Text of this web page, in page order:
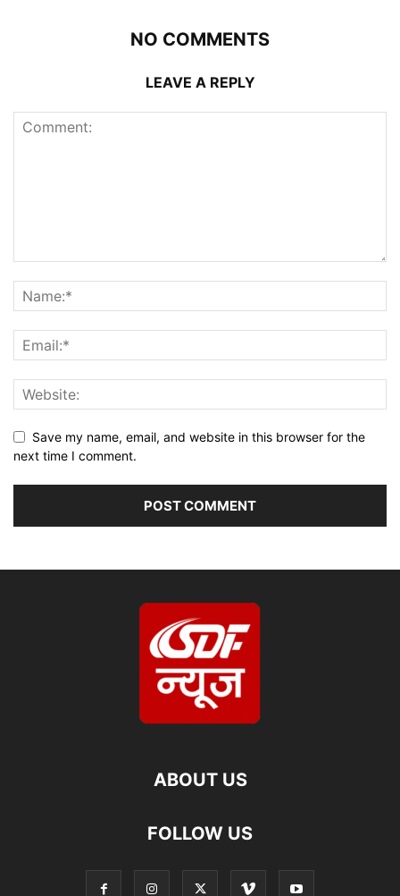
NO COMMENTS
LEAVE A REPLY
Save my name, email, and website in this browser for the
next time I comment.
ABOUT US
FOLLOW US